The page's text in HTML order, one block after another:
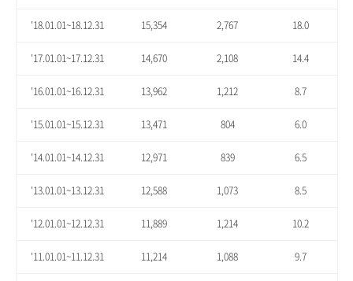
'18.01.01~18.12.31 15,354 2,767 18.0
'17.01.01~17.12.31 14,670 2,108 14.4
'16.01.01~16.12.31 13,962 1,212 8.7
'15.01.01~15.12.31 13,471 804 6.0
'14.01.01~14.12.31 12,971 839 6.5
'13.01.01~13.12.31 12,588 1,073 8.5
'12.01.01~12.12.31 11,889 1,214 10.2
'11.01.01~11.12.31 11,214 1,088 9.7